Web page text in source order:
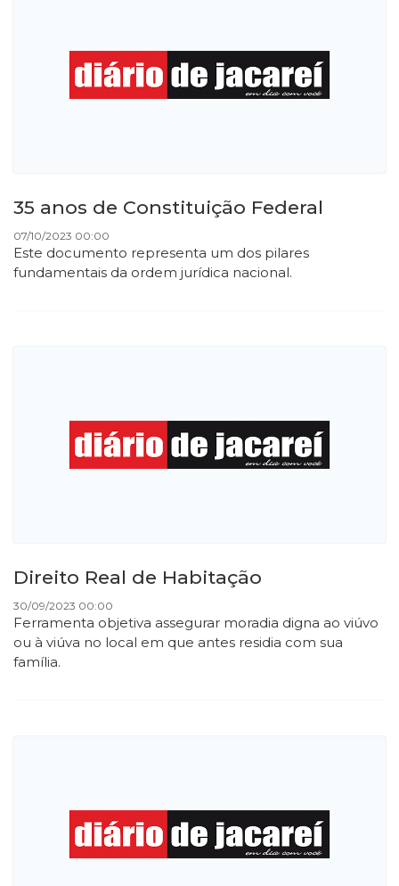
35 anos de Constituição Federal
07/10/2023 00:00
Este documento representa um dos pilares
fundamentais da ordem jurídica nacional.
Direito Real de Habitação
30/09/2023 00:00
Ferramenta objetiva assegurar moradia digna ao viúvo
ou à viúva no local em que antes residia com sua
família.